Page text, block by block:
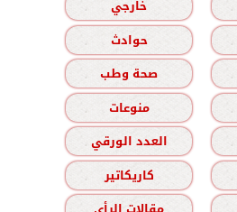
خارجي
حوادث
صحة وطب
منوعات
العدد الورقي
كاريكاتير